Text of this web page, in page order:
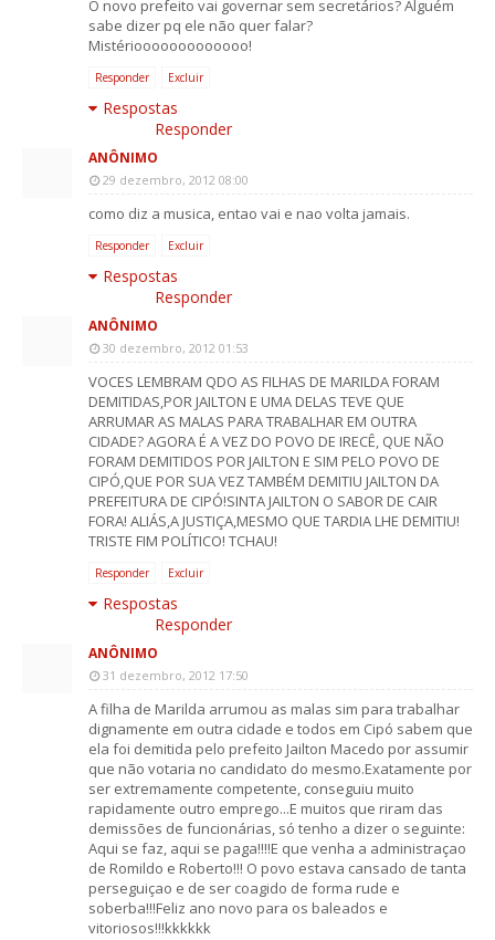
O novo prefeito vai governar sem secretários? Alguém
sabe dizer pq ele não quer falar?
Mistériooooooooooooo!
Responder Excluir
Respostas
Responder
ANÔNIMO
29 dezembro, 2012 08:00
como diz a musica, entao vai e nao volta jamais.
Responder Excluir
Respostas
Responder
ANÔNIMO
30 dezembro, 2012 01:53
VOCES LEMBRAM QDO AS FILHAS DE MARILDA FORAM
DEMITIDAS,POR JAILTON E UMA DELAS TEVE QUE
ARRUMAR AS MALAS PARA TRABALHAR EM OUTRA
CIDADE? AGORA É A VEZ DO POVO DE IRECÊ, QUE NÃO
FORAM DEMITIDOS POR JAILTON E SIM PELO POVO DE
CIPÓ,QUE POR SUA VEZ TAMBÉM DEMITIU JAILTON DA
PREFEITURA DE CIPÓ!SINTA JAILTON O SABOR DE CAIR
FORA! ALIÁS,A JUSTIÇA,MESMO QUE TARDIA LHE DEMITIU!
TRISTE FIM POLÍTICO! TCHAU!
Responder Excluir
Respostas
Responder
ANÔNIMO
31 dezembro, 2012 17:50
A filha de Marilda arrumou as malas sim para trabalhar
dignamente em outra cidade e todos em Cipó sabem que
ela foi demitida pelo prefeito Jailton Macedo por assumir
que não votaria no candidato do mesmo.Exatamente por
ser extremamente competente, conseguiu muito
rapidamente outro emprego...E muitos que riram das
demissões de funcionárias, só tenho a dizer o seguinte:
Aqui se faz, aqui se paga!!!!E que venha a administraçao
de Romildo e Roberto!!! O povo estava cansado de tanta
perseguiçao e de ser coagido de forma rude e
soberba!!!Feliz ano novo para os baleados e
vitoriosos!!!kkkkkk